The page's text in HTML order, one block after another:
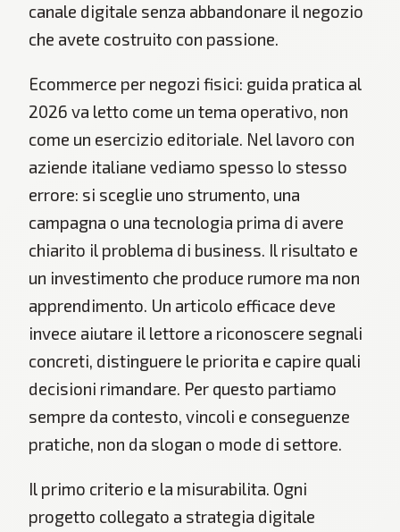
canale digitale senza abbandonare il negozio
che avete costruito con passione.
Ecommerce per negozi fisici: guida pratica al
2026 va letto come un tema operativo, non
come un esercizio editoriale. Nel lavoro con
aziende italiane vediamo spesso lo stesso
errore: si sceglie uno strumento, una
campagna o una tecnologia prima di avere
chiarito il problema di business. Il risultato e
un investimento che produce rumore ma non
apprendimento. Un articolo efficace deve
invece aiutare il lettore a riconoscere segnali
concreti, distinguere le priorita e capire quali
decisioni rimandare. Per questo partiamo
sempre da contesto, vincoli e conseguenze
pratiche, non da slogan o mode di settore.
Il primo criterio e la misurabilita. Ogni
progetto collegato a strategia digitale